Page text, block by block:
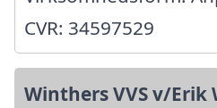
CVR: 34597529
Winthers VVS v/Erik